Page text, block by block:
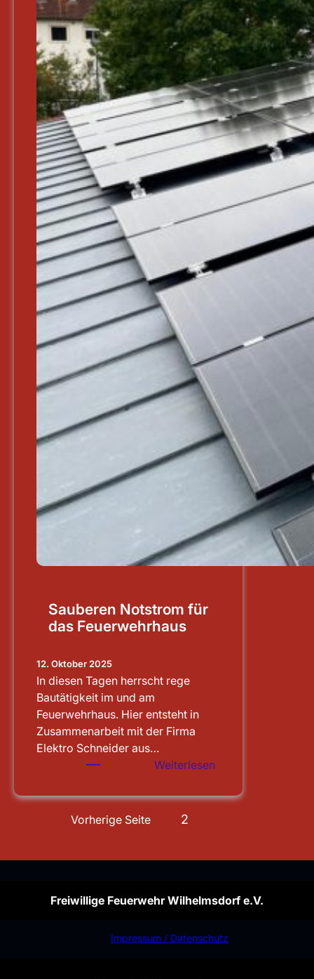
Sauberen Notstrom für
das Feuerwehrhaus
12. Oktober 2025
In diesen Tagen herrscht rege
Bautätigkeit im und am
Feuerwehrhaus. Hier entsteht in
Zusammenarbeit mit der Firma
Elektro Schneider aus…
Weiterlesen
Notstrom
Vorherige Seite 2
Freiwillige Feuerwehr Wilhelmsdorf e.V.
Impressum / Datenschutz